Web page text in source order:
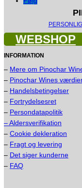
WEBSHOP
INFORMATION
– Mere om Pinochar
– Pinochar Wines
– Handelsbetingelser
– Fortrydelsesret
– Persondatapolitik
– Aldersverifikation
– Cookie dekleration
– Fragt og levering
– Det siger kunderne
– FAQ